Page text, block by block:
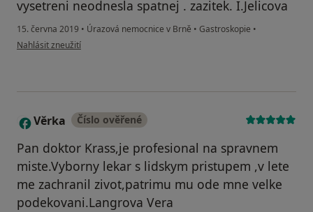
vysetreni neodnesla spatnej . zazitek. I.Jelicova
15. června 2019 • Úrazová nemocnice v Brně • Gastroskopie •
podle názoru uživatele Váš účet byl odstraněn
Nahlásit zneužití
V Věrka Číslo ověřené
Pan doktor Krass,je profesional na spravnem
miste.Vyborny lekar s lidskym pristupem ,v lete
me zachranil zivot,patrimu mu ode mne velke
podekovani.Langrova Vera